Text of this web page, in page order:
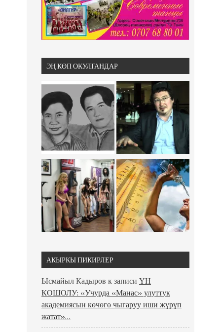
ЭҢ КӨП ОКУЛГАНДАР
АКЫРКЫ ПИКИРЛЕР
Ысмайыл Кадыров к записи ҮН
КОШОЛУ: «Учурда «Манас» улуттук
академиясын көчөгө чыгаруу иши жүрүп
жатат»…